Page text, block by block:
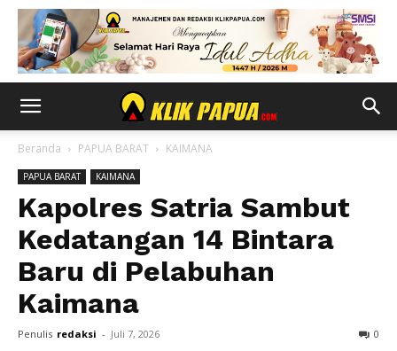
Beranda PAPUA BARAT KAIMANA
PAPUA BARAT KAIMANA
Kapolres Satria Sambut
Kedatangan 14 Bintara
Baru di Pelabuhan
Kaimana
Penulis redaksi - Juli 7, 2026 0